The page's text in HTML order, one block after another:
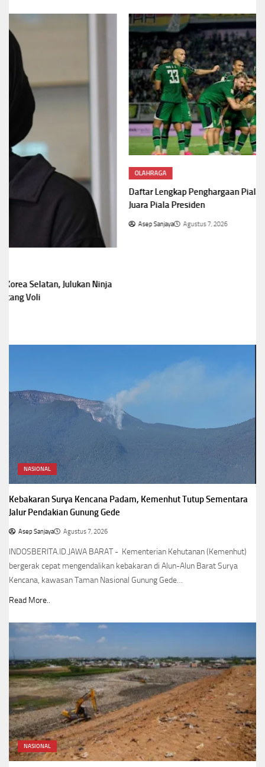
OLAHRAGA
Daftar Lengkap Penghargaan Piala Presiden 2026,Persebaya
Juara Piala Presiden
Agustus 7, 2026
NASIONAL
Kebakaran Surya Kencana Padam, Kemenhut Tutup Sementara
Jalur Pendakian Gunung Gede
Asep Sanjaya Agustus 7, 2026
INDOSBERITA.ID.JAWA BARAT - Kementerian Kehutanan (Kemenhut)
bergerak cepat mengendalikan kebakaran di Alun-Alun Barat Surya
Kencana, kawasan Taman Nasional Gunung Gede…
Read More..
NASIONAL